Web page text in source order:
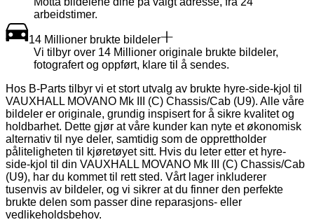
arbeidstimer.
14 Millioner brukte bildeler
Vi tilbyr over 14 Millioner originale brukte bildeler,
fotografert og oppført, klare til å sendes.
Hos B-Parts tilbyr vi et stort utvalg av brukte hyre-side-kjol til
VAUXHALL MOVANO Mk III (C) Chassis/Cab (U9). Alle våre
bildeler er originale, grundig inspisert for å sikre kvalitet og
holdbarhet. Dette gjør at våre kunder kan nyte et økonomisk
alternativ til nye deler, samtidig som de opprettholder
påliteligheten til kjøretøyet sitt. Hvis du leter etter et hyre-
side-kjol til din VAUXHALL MOVANO Mk III (C) Chassis/Cab
(U9), har du kommet til rett sted. Vårt lager inkluderer
tusenvis av bildeler, og vi sikrer at du finner den perfekte
brukte delen som passer dine reparasjons- eller
vedlikeholdsbehov.